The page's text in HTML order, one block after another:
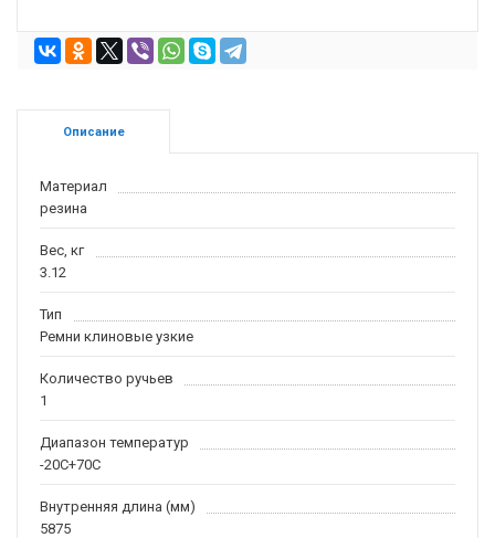
Описание
Материал
резина
Вес, кг
3.12
Тип
Ремни клиновые узкие
Количество ручьев
1
Диапазон температур
-20С+70С
Внутренняя длина (мм)
5875